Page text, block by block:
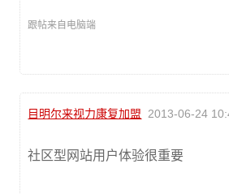
跟帖来自电脑端
目明尔来视力康复加盟 2013-06-24
社区型网站用户体验很重要